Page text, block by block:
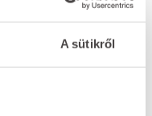
A sütikről